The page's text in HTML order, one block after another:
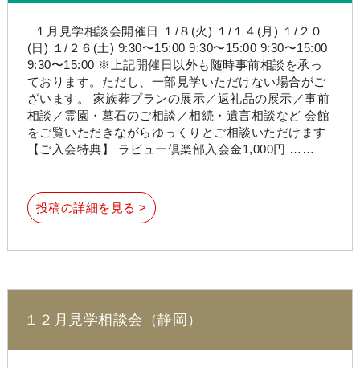
１月見学相談会開催日 １/８(火) １/１４(月) １/２０
(日) １/２６(土) 9:30〜15:00 9:30〜15:00 9:30〜15:00
9:30〜15:00 ※上記開催日以外も随時事前相談を承っ
ております。ただし、一部見学いただけない場合がご
ざいます。 家族葬プランの展示／返礼品の展示／事前
相談／霊園・墓石のご相談／相続・遺言相談など 会館
をご覧いただきながらゆっくりとご相談いただけます
【ご入会特典】 ラビュー倶楽部入会金1,000円 ……
投稿の詳細を見る >
１２月見学相談会（静岡）